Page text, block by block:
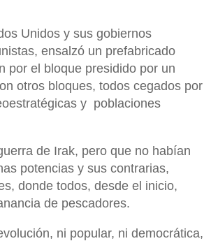
Unidos y sus gobiernos
ensalzó un prefabricado
por el bloque presidido por un
otros bloques, todos cegados por
y poblaciones
de Irak, pero que no habían
potencias y sus contrarias,
donde todos, desde el inicio,
de pescadores.
ni popular, ni democrática,